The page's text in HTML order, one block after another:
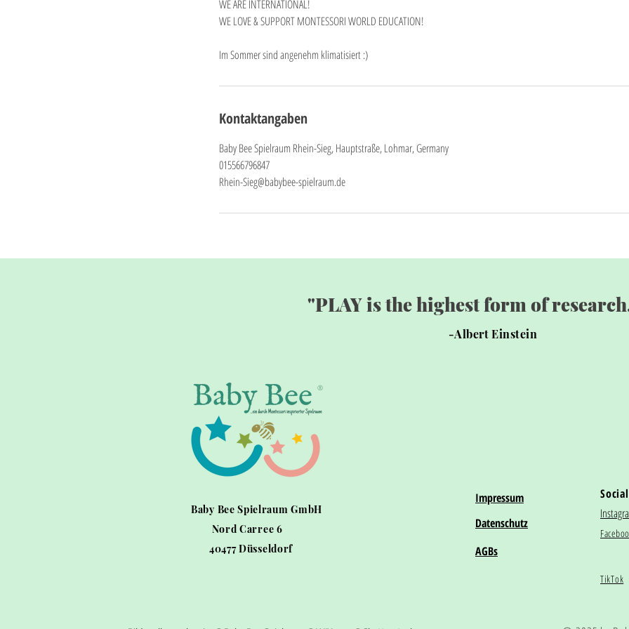
WE ARE INTERNATIONAL!
WE LOVE & SUPPORT MONTESSORI WORLD EDUCATION!
Im Sommer sind angenehm klimatisiert :)
Kontaktangaben
Baby Bee Spielraum Rhein-Sieg, Hauptstraße, Lohmar, Germany
015566796847
Rhein-Sieg@babybee-spielraum.de
"PLAY is the highest form of
®
Baby Bee Spielraum GmbH
Nord Carree 6
40477 Düsseldorf
Impressum
Social
Datenschutz
AGBs
-Albert Einstein
TikTok